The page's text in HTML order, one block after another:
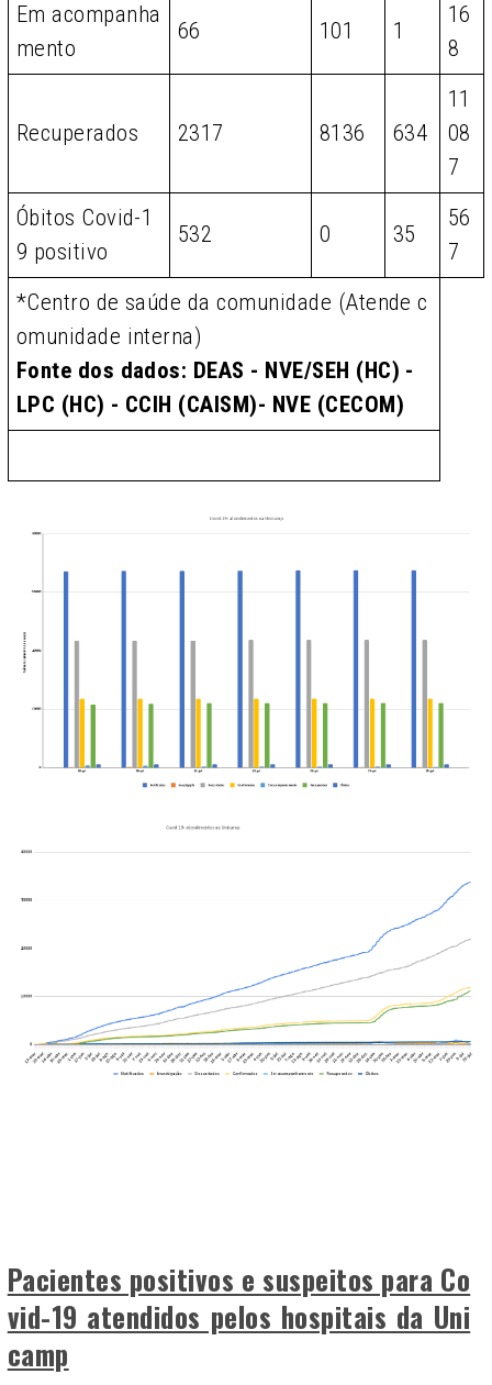
Em acompanha
mento
66 101 1
16
8
Recuperados 2317 8136 634
11
08
7
Óbitos Covid-1
9 positivo
532 0 35
56
7
*Centro de saúde da comunidade (Atende c
omunidade interna)
Fonte dos dados: DEAS - NVE/SEH (HC) -
LPC (HC) - CCIH (CAISM)- NVE (CECOM)
Pacientes positivos e suspeitos para Co
vid-19 atendidos pelos hospitais da Uni
camp